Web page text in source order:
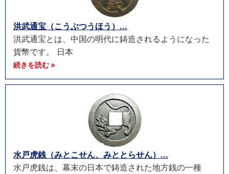
洪武通宝（こうぶつうほう）...
洪武通宝とは、中国の明代に鋳造されるようになった
貨幣です。 日本
続きを読む »
水戸虎銭（みとこせん、みととらせん）...
水戸虎銭は、幕末の日本で鋳造された地方銭の一種